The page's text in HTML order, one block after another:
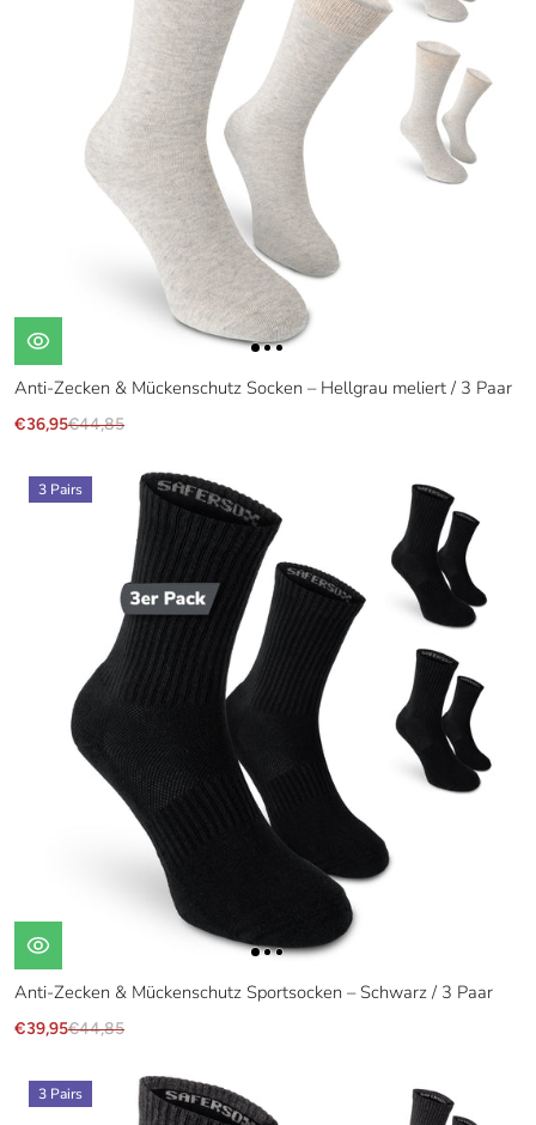
Anti-Zecken & Mückenschutz Socken – Hellgrau meliert / 3 Paar
€36,95€44,85
3 Pairs
Anti-Zecken & Mückenschutz Sportsocken – Schwarz / 3 Paar
€39,95€44,85
3 Pairs